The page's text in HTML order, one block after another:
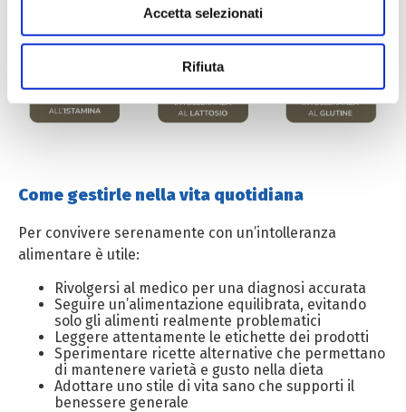
dalla Dichiarazione sui cookie.
Utilizziamo cookie tecnici sempre attivi e necessari al
funzionamento del sito web, nonché cookie analitici non
anonimi e di profilazione, anche di terza parte, per
gestire o disabilitare i cookie clicca su «Personalizza».
«RIFIUTA»; in questo caso, la navigazione proseguirà
esclusivamente con i cookie tecnici. Per maggiori
informazioni, ti invitiamo a leggere la nostra Cookie
Policy.
Accetta selezionati
Rifiuta
attraverso un consulto medico è fondamentale per
Come gestirle nella vita quotidiana
Per convivere serenamente con un’intolleranza
alimentare è utile:
Rivolgersi al medico per una diagnosi accurata
Seguire un’alimentazione equilibrata, evitando
solo gli alimenti realmente problematici
Leggere attentamente le etichette dei prodotti
Sperimentare ricette alternative che permettano
di mantenere varietà e gusto nella dieta
Adottare uno stile di vita sano che supporti il
benessere generale